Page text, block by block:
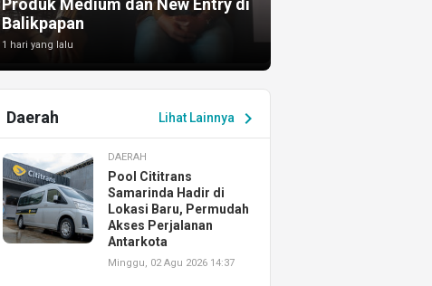
Balikpapan
1 hari yang lalu
Lihat Lainnya chevron_right
Daerah
DAERAH
Pool Cititrans
Samarinda Hadir di
Lokasi Baru, Permudah
Akses Perjalanan
Antarkota
Minggu, 02 Agu 2026 14:37